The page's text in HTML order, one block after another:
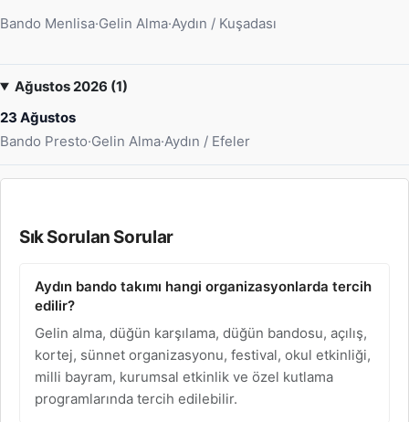
Bando Menlisa·Gelin Alma·Aydın / Kuşadası
Ağustos 2026 (1)
23 Ağustos
Bando Presto·Gelin Alma·Aydın / Efeler
Sık Sorulan Sorular
Aydın bando takımı hangi organizasyonlarda tercih
edilir?
Gelin alma, düğün karşılama, düğün bandosu, açılış,
kortej, sünnet organizasyonu, festival, okul etkinliği,
milli bayram, kurumsal etkinlik ve özel kutlama
programlarında tercih edilebilir.